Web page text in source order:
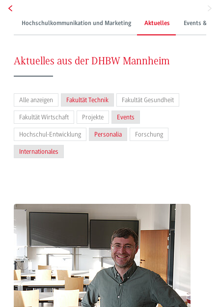
Hochschulkommunikation und Marketing Aktuelles Events &
Aktuelles aus der DHBW Mannheim
Alle anzeigen Fakultät Technik Fakultät Gesundheit
Fakultät Wirtschaft Projekte Events
Hochschul-Entwicklung Personalia Forschung
Internationales